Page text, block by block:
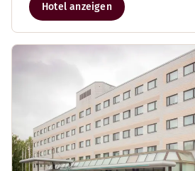
Hotel anzeigen